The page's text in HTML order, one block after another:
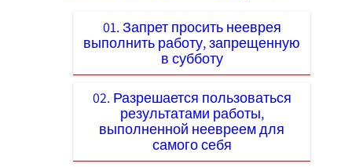
01. Запрет просить нееврея
выполнить работу, запрещенную
в субботу
02. Разрешается пользоваться
результатами работы,
выполненной неевреем для
самого себя